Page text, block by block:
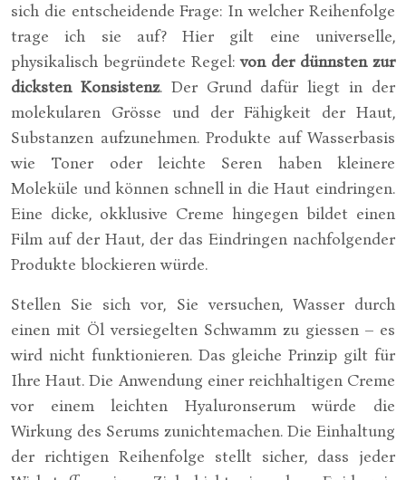
sich die entscheidende Frage: In welcher Reihenfolge
trage ich sie auf? Hier gilt eine universelle,
physikalisch begründete Regel:von der dünnsten zur
dicksten Konsistenz. Der Grund dafür liegt in der
molekularen Grösse und der Fähigkeit der Haut,
Substanzen aufzunehmen. Produkte auf Wasserbasis
wie Toner oder leichte Seren haben kleinere
Moleküle und können schnell in die Haut eindringen.
Eine dicke, okklusive Creme hingegen bildet einen
Film auf der Haut, der das Eindringen nachfolgender
Produkte blockieren würde.
Stellen Sie sich vor, Sie versuchen, Wasser durch
einen mit Öl versiegelten Schwamm zu giessen – es
wird nicht funktionieren. Das gleiche Prinzip gilt für
Ihre Haut. Die Anwendung einer reichhaltigen Creme
vor einem leichten Hyaluronserum würde die
Wirkung des Serums zunichtemachen. Die Einhaltung
der richtigen Reihenfolge stellt sicher, dass jeder